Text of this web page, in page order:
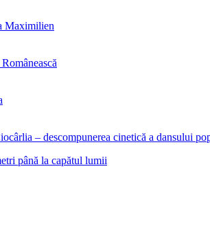
Maximilien
– descompunerea cinetică a dansului
până la capătul lumii